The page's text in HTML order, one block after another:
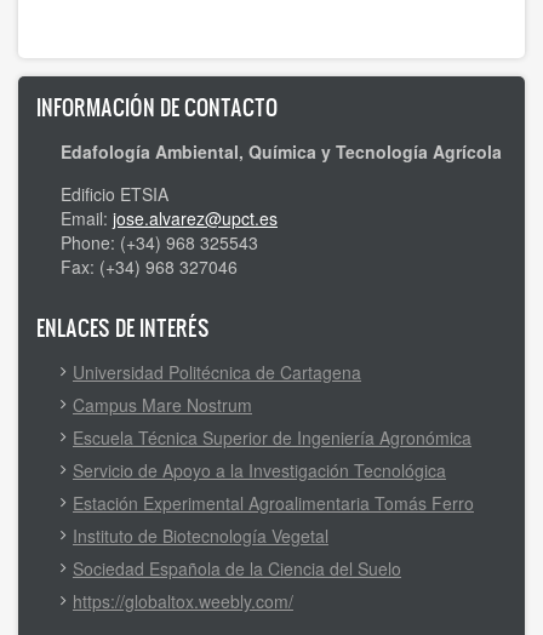
INFORMACIÓN DE CONTACTO
Edafología Ambiental, Química y Tecnología Agrícola
Edificio ETSIA
Email: jose.alvarez@upct.es
Phone: (+34) 968 325543
Fax: (+34) 968 327046
ENLACES DE INTERÉS
Universidad Politécnica de Cartagena
Campus Mare Nostrum
Escuela Técnica Superior de Ingeniería Agronómica
Servicio de Apoyo a la Investigación Tecnológica
Estación Experimental Agroalimentaria Tomás Ferro
Instituto de Biotecnología Vegetal
Sociedad Española de la Ciencia del Suelo
https://globaltox.weebly.com/